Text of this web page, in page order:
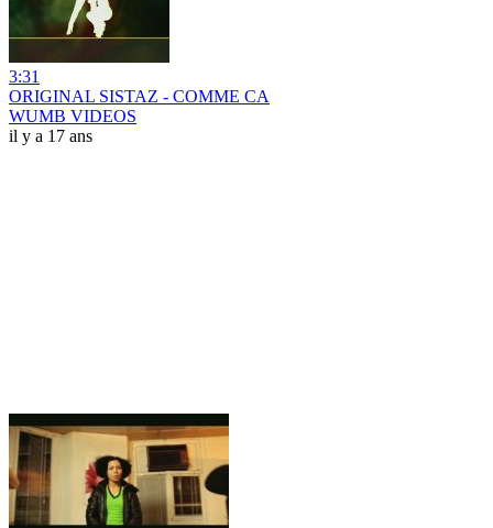
3:31
ORIGINAL SISTAZ - COMME CA
WUMB VIDEOS
il y a 17 ans